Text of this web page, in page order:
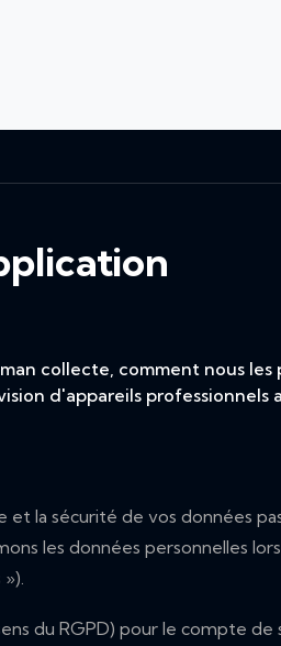
collecte, comment nous
d'appareils professionnels
et la sécurité de vos données
les données personnelles
du RGPD) pour le compte